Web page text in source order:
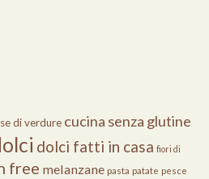
di verdure cucina senza glutine
dolci fatti in casa fiori di
free melanzane pasta patate pesce